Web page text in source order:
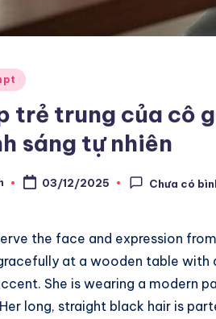
trẻ trung của cô
sáng tự nhiên
03/12/2025 Chưa có
the face and expression
at a wooden table with
She is wearing a modern
long, straight black hair is